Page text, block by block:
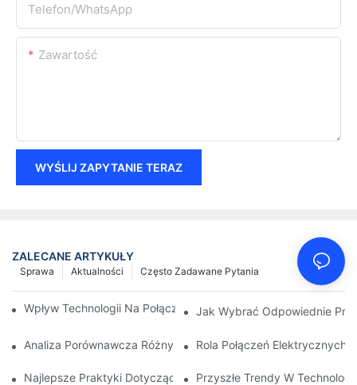
Telefon/WhatsApp
Zawartość
WYŚLIJ ZAPYTANIE TERAZ
ZALECANE ARTYKUŁY
Często Zadawane Pytania
Aktualności
Sprawa
Wpływ Technologii Na Połączenia Elektryczne W Elektronice
Jak Wybrać Odpowiednie
Analiza Porównawcza Różnych Typów Połączeń Elektrycznych
Rola Połączeń Elektrycznych
Najlepsze Praktyki Dotyczące Utrzymania Połączeń
Przyszłe Trendy W